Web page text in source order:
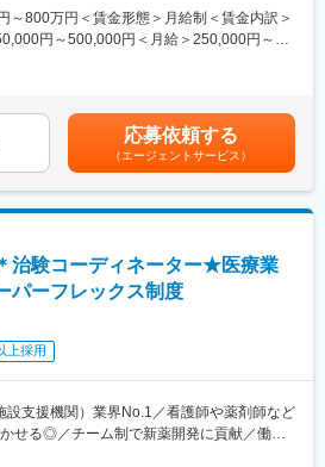
現場に近い距離で、技術評価・協力関係検
的に関わるエントリー～ジュニア向けポジ
が集う国際チームで、海外との共同研究・技
常的に進んでいます。
加、技術内容の整理、BD・経営陣向け資料
的フィージビリティ検討の補助（文献調
関係部署との調整等）
CDMO・ベンダーなど外部ステークホルダ
）
セミナー・技術講演会の企画・運営サポー
、日程調整、当日運営等）
～800万円＜賃金形態＞月給制＜賃金内訳＞
円～500,000円＜月給＞250,000円～
手当を含めた表記です。応募依頼する
（エージェントサービス）
治験コーディネーター★医療業
パーフレックス制度
上採用
支援機関）業界No.1／看護師や薬剤師など
せる◎／チーム制で新薬開発に貢献／働き